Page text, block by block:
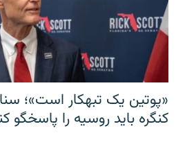
«پوتین یک تبهکار است»؛
کنگره باید روسیه را پاسخگو